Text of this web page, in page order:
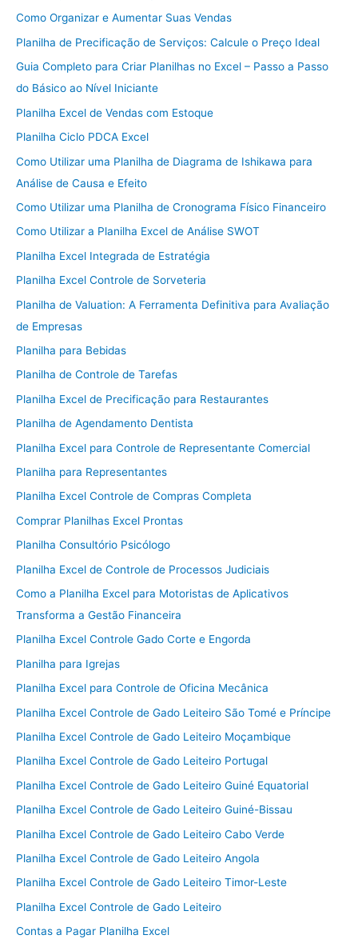
Como Organizar e Aumentar Suas Vendas
Planilha de Precificação de Serviços: Calcule o Preço Ideal
Guia Completo para Criar Planilhas no Excel – Passo a Passo
do Básico ao Nível Iniciante
Planilha Excel de Vendas com Estoque
Planilha Ciclo PDCA Excel
Como Utilizar uma Planilha de Diagrama de Ishikawa para
Análise de Causa e Efeito
Como Utilizar uma Planilha de Cronograma Físico Financeiro
Como Utilizar a Planilha Excel de Análise SWOT
Planilha Excel Integrada de Estratégia
Planilha Excel Controle de Sorveteria
Planilha de Valuation: A Ferramenta Definitiva para Avaliação
de Empresas
Planilha para Bebidas
Planilha de Controle de Tarefas
Planilha Excel de Precificação para Restaurantes
Planilha de Agendamento Dentista
Planilha Excel para Controle de Representante Comercial
Planilha para Representantes
Planilha Excel Controle de Compras Completa
Comprar Planilhas Excel Prontas
Planilha Consultório Psicólogo
Planilha Excel de Controle de Processos Judiciais
Como a Planilha Excel para Motoristas de Aplicativos
Transforma a Gestão Financeira
Planilha Excel Controle Gado Corte e Engorda
Planilha para Igrejas
Planilha Excel para Controle de Oficina Mecânica
Planilha Excel Controle de Gado Leiteiro São Tomé e Príncipe
Planilha Excel Controle de Gado Leiteiro Moçambique
Planilha Excel Controle de Gado Leiteiro Portugal
Planilha Excel Controle de Gado Leiteiro Guiné Equatorial
Planilha Excel Controle de Gado Leiteiro Guiné-Bissau
Planilha Excel Controle de Gado Leiteiro Cabo Verde
Planilha Excel Controle de Gado Leiteiro Angola
Planilha Excel Controle de Gado Leiteiro Timor-Leste
Planilha Excel Controle de Gado Leiteiro
Contas a Pagar Planilha Excel